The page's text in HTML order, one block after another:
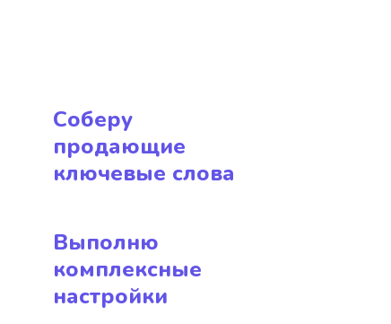
Соберу
продающие
ключевые слова
Выполню
комплексные
настройки